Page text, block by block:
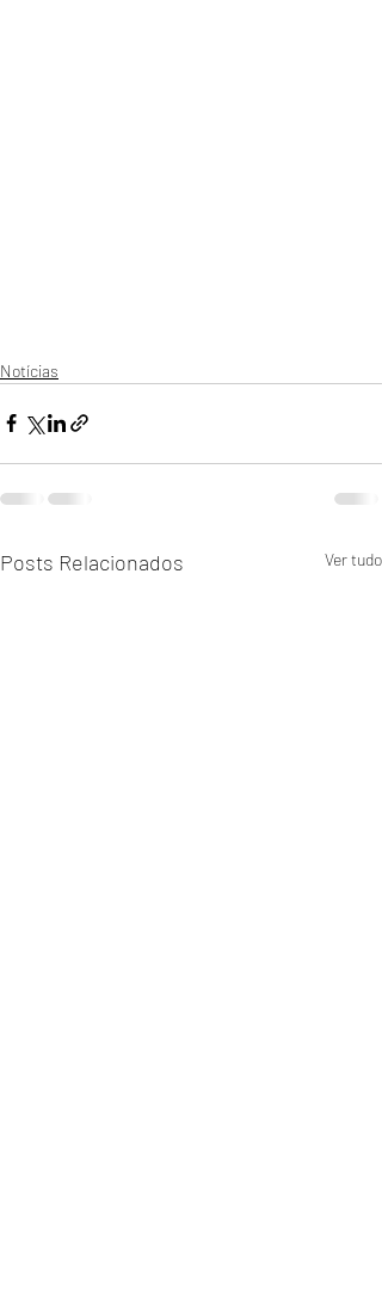
Notícias
Posts Relacionados Ver tudo